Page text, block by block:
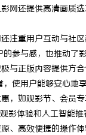
网还提供高清画质
注重用户互动与社
参与感，也推动了
与正版内容提供方
使用户能够安心地
，如观影节、会员
影体验和人工智能
、高效便捷的操作